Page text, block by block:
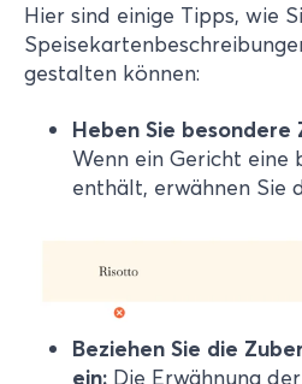
Hier sind einige Tipps, wie
gestalten können:
Heben Sie
Wenn ein Gericht eine
enthält, erwähnen Sie
Beziehen Sie die
ein: Die Erwähnung der